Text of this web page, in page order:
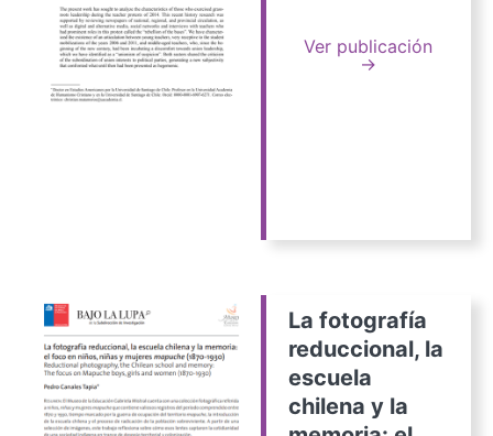
Ver publicación
→
La fotografía
reduccional, la
escuela
chilena y la